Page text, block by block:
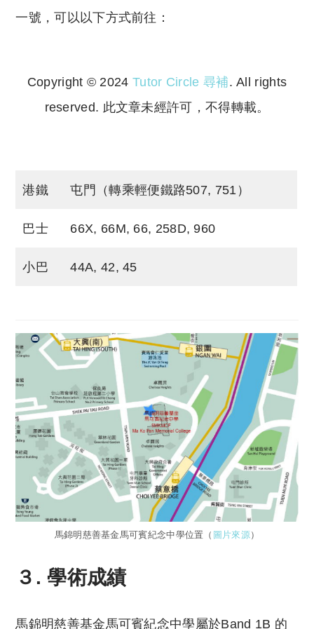
一號，可以以下方式前往：
Copyright © 2024 Tutor Circle 尋補. All rights
reserved. 此文章未經許可，不得轉載。
港鐵 屯門（轉乘輕便鐵路507, 751）
巴士 66X, 66M, 66, 258D, 960
小巴 44A, 42, 45
馬錦明慈善基金馬可賓紀念中學位置（ 圖片來源）
３. 學術成績
馬錦明慈善基金馬可賓紀念中學屬於Band 1B 的